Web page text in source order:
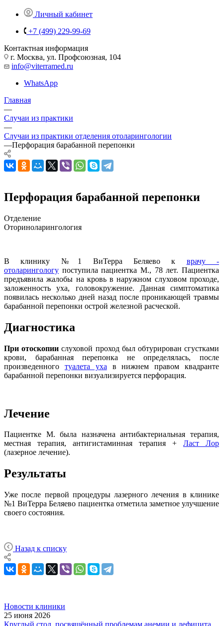
Личный кабинет
+7 (499) 229-99-69
Контактная информация
г. Москва, ул. Профсоюзная, 104
info@viterramed.ru
WhatsApp
Главная
—
Случаи из практики
—
Случаи из практики отделения отоларингологии
—Перфорация барабанной перепонки
Перфорация барабанной перепонки
Отделение
Оториноларингология
В клинику №1 ВиТерра Беляево к врачу -
отоларингологу поступила пациентка М., 78 лет. Пациентка
предъявила жалобы на кровь в наружном слуховом проходе,
заложенность уха, головокружение. Данная симптоматика
появилась несколько дней назад после проникающей травмы
барабанной перепонки острой железной расческой.
Диагностика
При отоскопии слуховой проход был обтурирован сгустками
крови, барабанная перепонка не определялась, после
произведенного туалета уха в нижнем правом квадранте
барабанной перепонки визуализируется перфорация.
Лечение
Пациентке М. была назначена антибактериальная терапия,
местная терапия, антигистаминная терапия + Ласт Лор
(лазерное лечение).
Результаты
Уже после первой процедуры лазерного лечения в клинике
№1 ВиТерра Беляево пациентка отметила заметное улучшение
своего состояния.
Назад к списку
Новости клиники
25 июня 2026